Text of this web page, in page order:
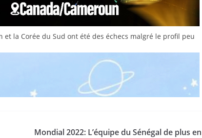
la Corée du Sud ont été des échecs malgré le profil peu
Mondial 2022: L’équipe du Sénégal de plus en